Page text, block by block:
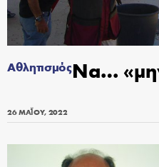
ΑθλητισμόςΝα…
26 ΜΑΪ́ΟΥ, 2022